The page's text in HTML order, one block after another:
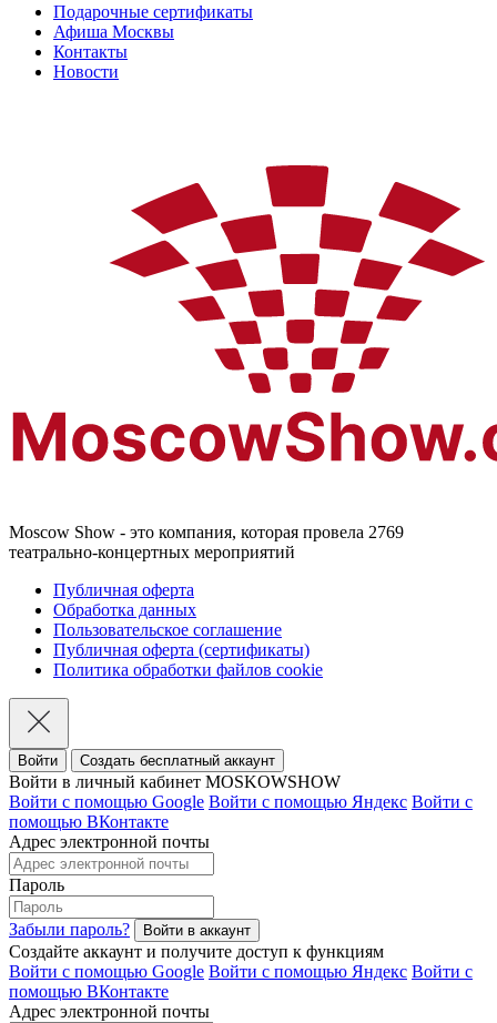
Подарочные сертификаты
Афиша Москвы
Контакты
Новости
Moscow Show - это компания, которая провела 2769
театрально-концертных мероприятий
Публичная оферта
Обработка данных
Пользовательское соглашение
Публичная оферта (сертификаты)
Политика обработки файлов cookie
Войти Создать бесплатный аккаунт
Войти в личный кабинет MOSKOWSHOW
Войти с помощью Google Войти с помощью Яндекс Войти с
помощью ВКонтакте
Адрес электронной почты
Пароль
Забыли пароль?
Создайте аккаунт и получите доступ к функциям
Войти с помощью Google Войти с помощью Яндекс Войти с
помощью ВКонтакте
Адрес электронной почты